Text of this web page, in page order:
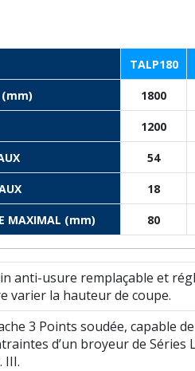
TALP180
(mm) 1800
1200
54
18
MAXIMAL (mm) 80
anti-usure remplaçable et
varier la hauteur de coupe.
3 Points soudée, capable
d’un broyeur de Séries
III.